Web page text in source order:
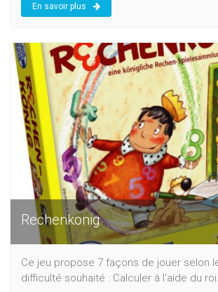
En savoir plus
Rechenkonig
Ce jeu propose 7 façons de jouer selon
difficulté souhaité : Calculer à l'aide du